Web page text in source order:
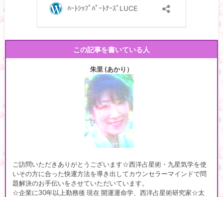
この記事を書いている人
朱里 (あかり）
ご訪問いただきありがとうございます☆西洋占星術・九星気学を使
いその方に合った快運方法を導き出してカウンセラーマインドで問
題解決のお手伝いをさせていただいています。
☆企業に30年以上勤務後 現在 開運運命学、西洋占星術研究家☆太